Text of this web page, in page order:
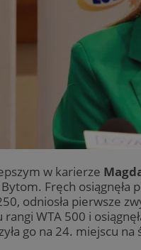
w karierze
Fręch osiągnęła
odniosła pierwsze
WTA 500 i
go na 24. miejscu na